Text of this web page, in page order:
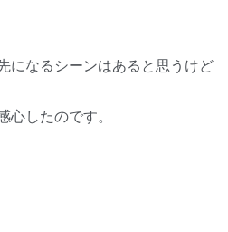
になるシーンはあると思うけど
心したのです。